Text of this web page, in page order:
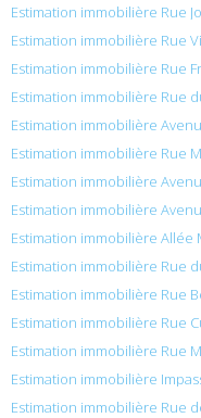
Estimation immobilière Rue
Estimation immobilière Rue
Estimation immobilière Rue
Estimation immobilière Rue
Estimation immobilière
Estimation immobilière Rue
Estimation immobilière
Estimation immobilière
Estimation immobilière
Estimation immobilière Rue
Estimation immobilière Rue
Estimation immobilière Rue
Estimation immobilière Rue
Estimation immobilière
Estimation immobilière Rue